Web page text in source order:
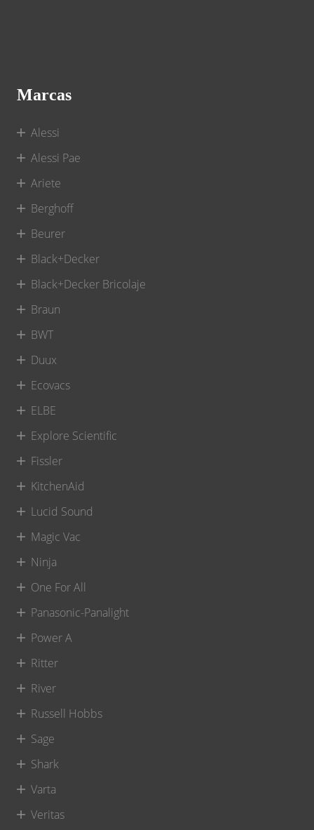
Marcas
Alessi
Alessi Pae
Ariete
Berghoff
Beurer
Black+Decker
Black+Decker Bricolaje
Braun
BWT
Duux
Ecovacs
ELBE
Explore Scientific
Fissler
KitchenAid
Lucid Sound
Magic Vac
Ninja
One For All
Panasonic-Panalight
Power A
Ritter
River
Russell Hobbs
Sage
Shark
Varta
Veritas